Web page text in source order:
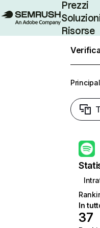
Prezzi
Risorse
In
37